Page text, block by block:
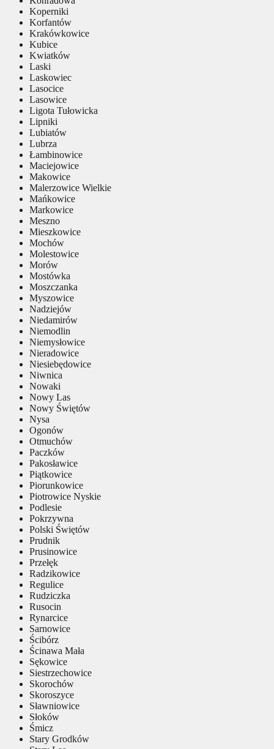
Koperniki
Korfantów
Krakówkowice
Kubice
Kwiatków
Laski
Laskowiec
Lasocice
Lasowice
Ligota Tułowicka
Lipniki
Lubiatów
Lubrza
Łambinowice
Maciejowice
Makowice
Malerzowice Wielkie
Mańkowice
Markowice
Meszno
Mieszkowice
Mochów
Molestowice
Morów
Mostówka
Moszczanka
Myszowice
Nadziejów
Niedamirów
Niemodlin
Niemysłowice
Nieradowice
Niesiebędowice
Niwnica
Nowaki
Nowy Las
Nowy Świętów
Nysa
Ogonów
Otmuchów
Paczków
Pakosławice
Piątkowice
Piorunkowice
Piotrowice Nyskie
Podlesie
Pokrzywna
Polski Świętów
Prudnik
Prusinowice
Przełęk
Radzikowice
Regulice
Rudziczka
Rusocin
Rynarcice
Sarnowice
Ścibórz
Ścinawa Mała
Sękowice
Siestrzechowice
Skorochów
Skoroszyce
Sławniowice
Słoków
Śmicz
Stary Grodków